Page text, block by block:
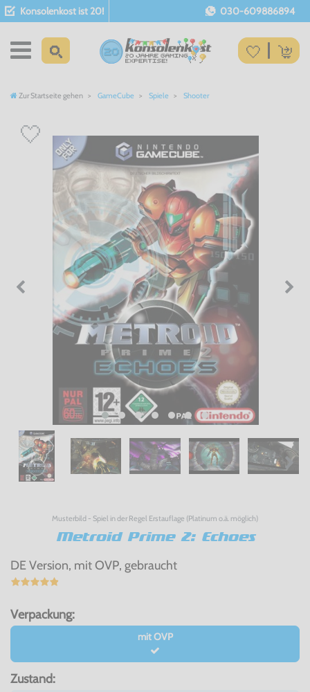
Konsolenkost ist 20! 030-609886894
Zur Startseite gehen GameCube Spiele Shooter
Musterbild - Spiel in der Regel Erstauflage (Platinum o.ä. möglich)
Metroid Prime 2: Echoes
DE Version, mit OVP, gebraucht
Verpackung:
mit OVP
Zustand: